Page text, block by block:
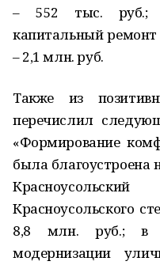
– 552 тыс. руб.;
капитальный
– 2,1 млн. руб.
Также из
перечислил
«Формирование
была благоустроена
Красноусольского
8,8 млн. руб.; в
модернизации